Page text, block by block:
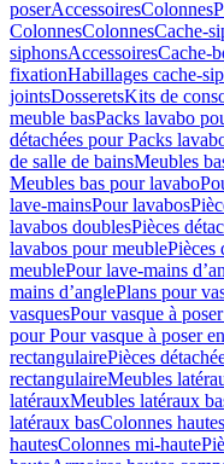
poserAccessoiresColonnes
ColonnesColonnesCache-
siphonsAccessoiresCache-
fixationHabillages cache-
jointsDosseretsKits de
meuble basPacks lavabo
détachées pour Packs
de salle de bainsMeubles
Meubles bas pour lavabo
lave-mainsPour lavabos
lavabos doublesPièces
lavabos pour meublePièces
meublePour lave-mains
mains d’anglePlans pour
vasquesPour vasque à
pour Pour vasque à poser
rectangulairePièces
rectangulaireMeubles
latérauxMeubles latéraux
latéraux basColonnes hautes
hautesColonnes mi-haute